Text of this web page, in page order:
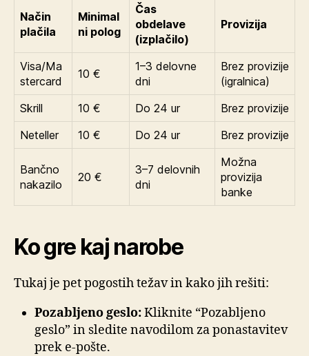
Način
plačila
Minimal
ni polog
Čas
obdelave
(izplačilo)
Provizija
Visa/Ma
stercard
10 €
1–3 delovne
dni
Brez provizije
(igralnica)
Skrill
10 € Do 24 ur
Brez provizije
Neteller
10 € Do 24 ur Brez provizije
Bančno
nakazilo
20 €
3–7 delovnih
dni
Možna
provizija
banke
Ko gre kaj narobe
Tukaj je pet pogostih težav in kako jih rešiti:
Pozabljeno geslo:Kliknite “Pozabljeno
geslo” in sledite navodilom za ponastavitev
prek e-pošte.